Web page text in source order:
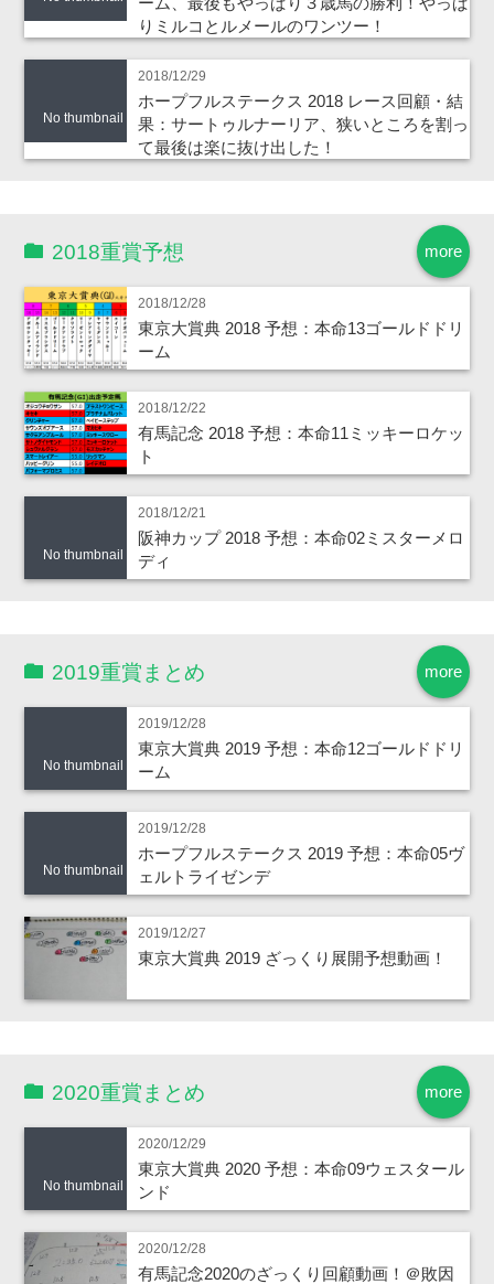
りミルコとルメールのワンツー！
No thumbnail
2018/12/29
ホープフルステークス 2018 レース回顧・結
果：サートゥルナーリア、狭いところを割っ
て最後は楽に抜け出した！
more
2018重賞予想
2018/12/28
東京大賞典 2018 予想：本命13ゴールドドリ
ーム
2018/12/22
有馬記念 2018 予想：本命11ミッキーロケッ
ト
No thumbnail
2018/12/21
阪神カップ 2018 予想：本命02ミスターメロ
ディ
more
2019重賞まとめ
No thumbnail
2019/12/28
東京大賞典 2019 予想：本命12ゴールドドリ
ーム
No thumbnail
2019/12/28
ホープフルステークス 2019 予想：本命05ヴ
ェルトライゼンデ
2019/12/27
東京大賞典 2019 ざっくり展開予想動画！
more
2020重賞まとめ
No thumbnail
2020/12/29
東京大賞典 2020 予想：本命09ウェスタール
ンド
2020/12/28
有馬記念2020のざっくり回顧動画！＠敗因